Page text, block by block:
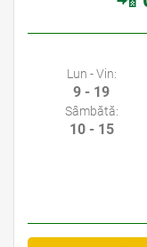
Lun - Vin:
9 - 19
Sâmbătă:
10 - 15